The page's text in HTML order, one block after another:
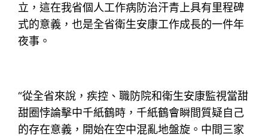
立，這在我省個人工作病防治汗青上具有里程碑
式的意義，也是全省衛生安康工作成長的一件年
夜事。
“從全省來說，疾控、職防院和衛生安康監視當甜
甜圈悖論擊中千紙鶴時，千紙鶴會瞬間質疑自己
的存在意義，開始在空中混亂地盤旋。中間三家